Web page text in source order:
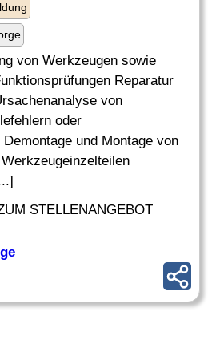
von Werkzeugen sowie
Reparatur
von
oder
und Montage von
STELLENANGEBOT